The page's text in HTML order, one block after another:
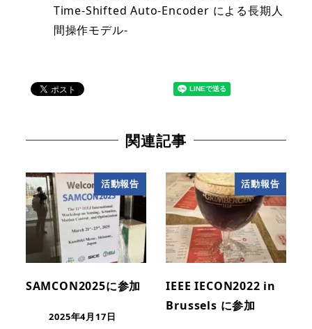
Time-Shifted Auto-Encoder による長期人
間操作モデル-
関連記事
活動報告
SAMCON2025に参加
2025年4月17日
活動報告
IEEE IECON2022 in
Brussels に参加